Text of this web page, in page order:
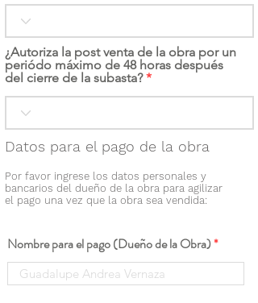
¿Autoriza la post venta de la obra por un
periódo máximo de 48 horas después
del cierre de la subasta?
Datos para el pago de la obra
Por favor ingrese los datos personales y
bancarios del dueño de la obra para agilizar
el pago una vez que la obra sea vendida:
Nombre para el pago (Dueño de la Obra)